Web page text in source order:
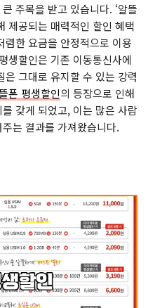
주목을 받고 있습니다. ‘알뜰
제공되는 매력적인 할인 혜택
한 요금을 안정적으로 이용
생할인은 기존 이동통신사에
그대로 유지할 수 있는 강력
폰 평생할인의 등장으로 인해
갖게 되었고, 이는 많은 사람
는 결과를 가져왔습니다.